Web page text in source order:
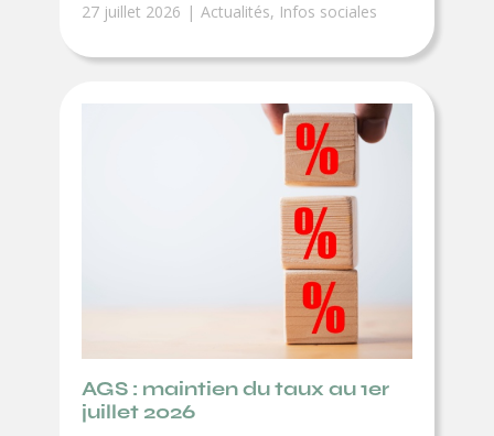
27 juillet 2026 Actualités, Infos sociales
AGS : maintien du taux au 1er
juillet 2026